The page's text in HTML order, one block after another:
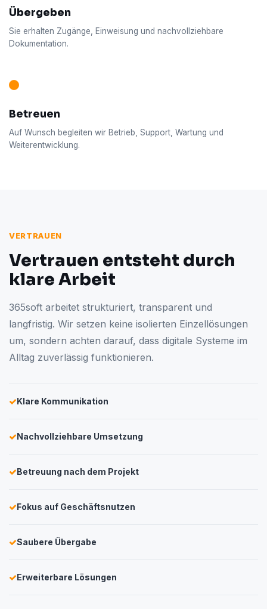
Übergeben
Sie erhalten Zugänge, Einweisung und nachvollziehbare
Dokumentation.
Betreuen
Auf Wunsch begleiten wir Betrieb, Support, Wartung und
Weiterentwicklung.
VERTRAUEN
Vertrauen entsteht durch
klare Arbeit
365soft arbeitet strukturiert, transparent und
langfristig. Wir setzen keine isolierten Einzellösungen
um, sondern achten darauf, dass digitale Systeme im
Alltag zuverlässig funktionieren.
Klare Kommunikation
Nachvollziehbare Umsetzung
Betreuung nach dem Projekt
Fokus auf Geschäftsnutzen
Saubere Übergabe
Erweiterbare Lösungen